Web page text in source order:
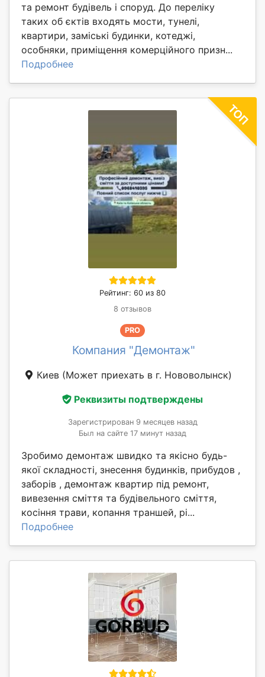
та ремонт будівель і споруд. До переліку
таких об єктів входять мости, тунелі,
квартири, заміські будинки, котеджі,
особняки, приміщення комерційного призн...
Подробнее
Рейтинг: 60 из 80
8 отзывов
PRO
Компания "Демонтаж"
Киев (Может приехать в г. Нововолынск)
Реквизиты подтверждены
Зарегистрирован 9 месяцев назад
Был на сайте 17 минут назад
Зробимо демонтаж швидко та якісно будь-
якої складності, знесення будинків, прибудов ,
заборів , демонтаж квартир під ремонт,
вивезення сміття та будівельного сміття,
косіння трави, копання траншей, рі...
Подробнее